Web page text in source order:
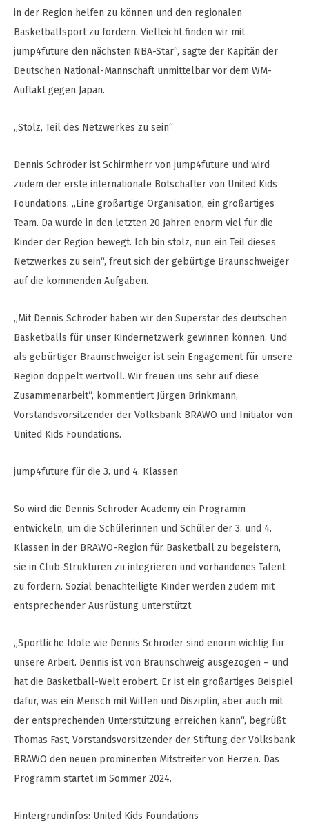
in der Region helfen zu können und den regionalen
Basketballsport zu fördern. Vielleicht finden wir mit
jump4future den nächsten NBA-Star“, sagte der Kapitän der
Deutschen National-Mannschaft unmittelbar vor dem WM-
Auftakt gegen Japan.
„Stolz, Teil des Netzwerkes zu sein“
Dennis Schröder ist Schirmherr von jump4future und wird
zudem der erste internationale Botschafter von United Kids
Foundations. „Eine großartige Organisation, ein großartiges
Team. Da wurde in den letzten 20 Jahren enorm viel für die
Kinder der Region bewegt. Ich bin stolz, nun ein Teil dieses
Netzwerkes zu sein“, freut sich der gebürtige Braunschweiger
auf die kommenden Aufgaben.
„Mit Dennis Schröder haben wir den Superstar des deutschen
Basketballs für unser Kindernetzwerk gewinnen können. Und
als gebürtiger Braunschweiger ist sein Engagement für unsere
Region doppelt wertvoll. Wir freuen uns sehr auf diese
Zusammenarbeit“, kommentiert Jürgen Brinkmann,
Vorstandsvorsitzender der Volksbank BRAWO und Initiator von
United Kids Foundations.
jump4future für die 3. und 4. Klassen
So wird die Dennis Schröder Academy ein Programm
entwickeln, um die Schülerinnen und Schüler der 3. und 4.
Klassen in der BRAWO-Region für Basketball zu begeistern,
sie in Club-Strukturen zu integrieren und vorhandenes Talent
zu fördern. Sozial benachteiligte Kinder werden zudem mit
entsprechender Ausrüstung unterstützt.
„Sportliche Idole wie Dennis Schröder sind enorm wichtig für
unsere Arbeit. Dennis ist von Braunschweig ausgezogen – und
hat die Basketball-Welt erobert. Er ist ein großartiges Beispiel
dafür, was ein Mensch mit Willen und Disziplin, aber auch mit
der entsprechenden Unterstützung erreichen kann“, begrüßt
Thomas Fast, Vorstandsvorsitzender der Stiftung der Volksbank
BRAWO den neuen prominenten Mitstreiter von Herzen. Das
Programm startet im Sommer 2024.
Hintergrundinfos: United Kids Foundations